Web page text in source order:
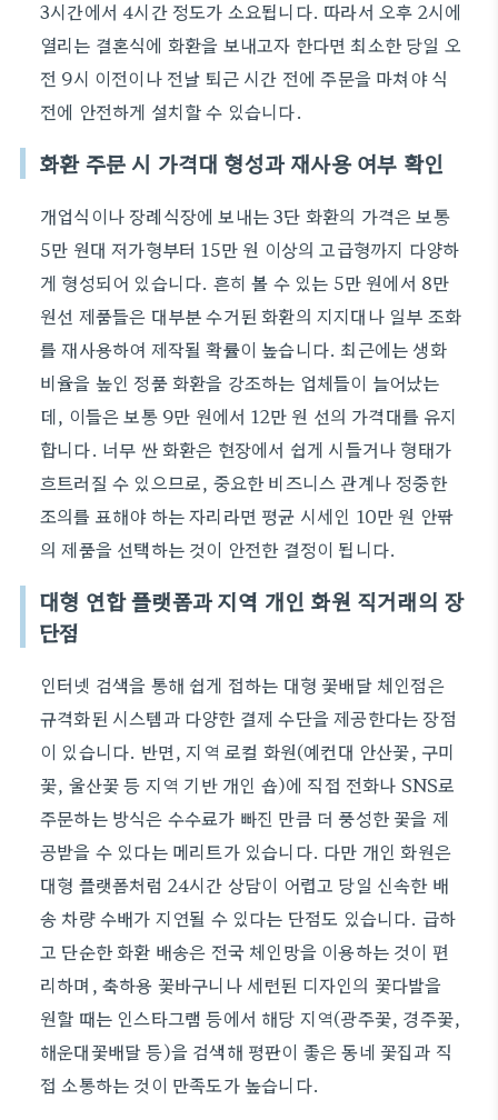
3시간에서 4시간 정도가 소요됩니다. 따라서 오후 2시에
열리는 결혼식에 화환을 보내고자 한다면 최소한 당일 오
전 9시 이전이나 전날 퇴근 시간 전에 주문을 마쳐야 식
전에 안전하게 설치할 수 있습니다.
화환 주문 시 가격대 형성과 재사용 여부 확인
개업식이나 장례식장에 보내는 3단 화환의 가격은 보통
5만 원대 저가형부터 15만 원 이상의 고급형까지 다양하
게 형성되어 있습니다. 흔히 볼 수 있는 5만 원에서 8만
원선 제품들은 대부분 수거된 화환의 지지대나 일부 조화
를 재사용하여 제작될 확률이 높습니다. 최근에는 생화
비율을 높인 정품 화환을 강조하는 업체들이 늘어났는
데, 이들은 보통 9만 원에서 12만 원 선의 가격대를 유지
합니다. 너무 싼 화환은 현장에서 쉽게 시들거나 형태가
흐트러질 수 있으므로, 중요한 비즈니스 관계나 정중한
조의를 표해야 하는 자리라면 평균 시세인 10만 원 안팎
의 제품을 선택하는 것이 안전한 결정이 됩니다.
대형 연합 플랫폼과 지역 개인 화원 직거래의 장
단점
인터넷 검색을 통해 쉽게 접하는 대형 꽃배달 체인점은
규격화된 시스템과 다양한 결제 수단을 제공한다는 장점
이 있습니다. 반면, 지역 로컬 화원(예컨대 안산꽃, 구미
꽃, 울산꽃 등 지역 기반 개인 숍)에 직접 전화나 SNS로
주문하는 방식은 수수료가 빠진 만큼 더 풍성한 꽃을 제
공받을 수 있다는 메리트가 있습니다. 다만 개인 화원은
대형 플랫폼처럼 24시간 상담이 어렵고 당일 신속한 배
송 차량 수배가 지연될 수 있다는 단점도 있습니다. 급하
고 단순한 화환 배송은 전국 체인망을 이용하는 것이 편
리하며, 축하용 꽃바구니나 세련된 디자인의 꽃다발을
원할 때는 인스타그램 등에서 해당 지역(광주꽃, 경주꽃,
해운대꽃배달 등)을 검색해 평판이 좋은 동네 꽃집과 직
접 소통하는 것이 만족도가 높습니다.